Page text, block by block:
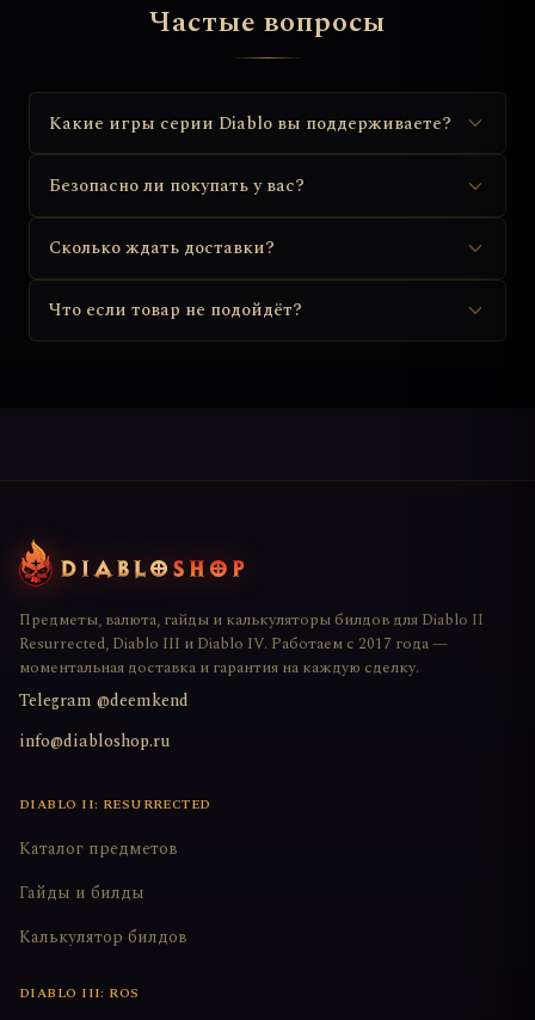
Частые вопросы
Какие игры серии Diablo вы поддерживаете?
Безопасно ли покупать у вас?
Сколько ждать доставки?
Что если товар не подойдёт?
Предметы, валюта, гайды и калькуляторы билдов для Diablo II
Resurrected, Diablo III и Diablo IV. Работаем с 2017 года —
моментальная доставка и гарантия на каждую сделку.
Telegram @deemkend
info@diabloshop.ru
DIABLO II: RESURRECTED
Каталог предметов
Гайды и билды
Калькулятор билдов
DIABLO III: ROS